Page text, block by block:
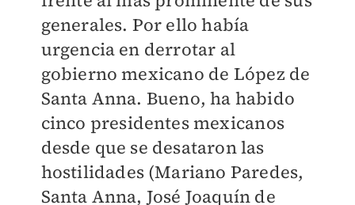
generales. Por ello había
urgencia en derrotar al
gobierno mexicano de López de
Santa Anna. Bueno, ha habido
cinco presidentes mexicanos
desde que se desataron las
hostilidades (Mariano Paredes,
Santa Anna, José Joaquín de